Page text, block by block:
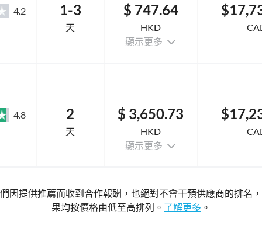
4.2 1-3
天
$ 747.64
HKD
顯示更多
4.8 2
天
$ 3,650.73
HKD
顯示更多
因提供推薦而收到合作報酬，也絕對不會干預供應商的排名
果均按價格由低至高排列。 了解更多 。